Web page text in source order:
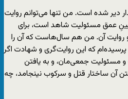
دیر شده است. من تنها می‌توانم روایت
عمق مسئولیت شاهد است، برای
آن. من هم سال‌هاست که آن را
پرسیده‌ام که این روایت‌گری و شهادت اگر
مسئولیت جمعی‌مان، و به یافتن
آن ساختار قتل و سرکوب نینجامد، چه